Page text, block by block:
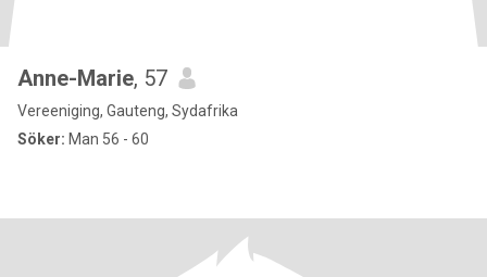
Anne-Marie, 57
Vereeniging, Gauteng, Sydafrika
Söker: Man 56 - 60